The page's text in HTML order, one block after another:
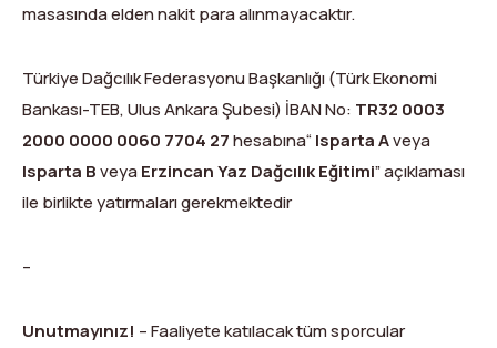
masasında elden nakit para alınmayacaktır.
Türkiye Dağcılık Federasyonu Başkanlığı (Türk Ekonomi
Bankası-TEB, Ulus Ankara Şubesi) İBAN No: TR32 0003
2000 0000 0060 7704 27hesabına“Isparta Aveya
Isparta BveyaErzincan Yaz Dağcılık Eğitimi” açıklaması
ile birlikte yatırmaları gerekmektedir
–
Unutmayınız! – Faaliyete katılacak tüm sporcular